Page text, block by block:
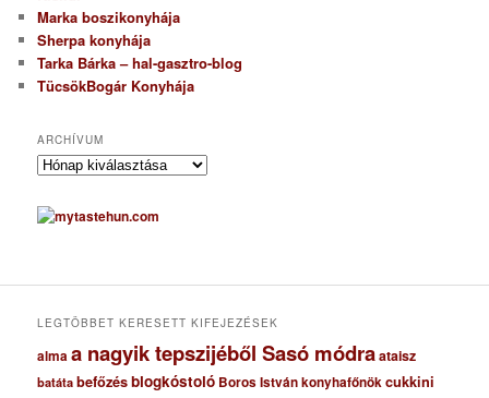
Marka boszikonyhája
Sherpa konyhája
Tarka Bárka – hal-gasztro-blog
TücsökBogár Konyhája
ARCHÍVUM
A
c
h
u
LEGTÖBBET KERESETT KIFEJEZÉSEK
almaa nagyik tepszijéből Sasó módraataisz
batáta befőzésblogkóstoló Boros István konyhafőnökcukkini